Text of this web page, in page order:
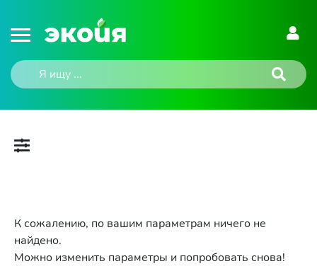
К сожалению, по вашим параметрам ничего не
найдено.
Можно изменить параметры и попробовать снова!